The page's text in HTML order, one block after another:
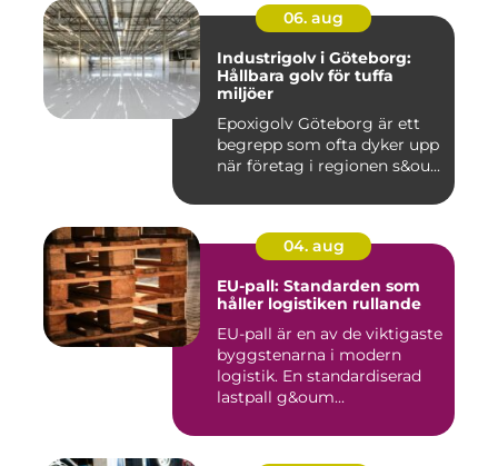
06. aug
Industrigolv i Göteborg:
Hållbara golv för tuffa
miljöer
Epoxigolv Göteborg är ett
begrepp som ofta dyker upp
när företag i regionen s&ou...
04. aug
EU-pall: Standarden som
håller logistiken rullande
EU-pall är en av de viktigaste
byggstenarna i modern
logistik. En standardiserad
lastpall g&oum...